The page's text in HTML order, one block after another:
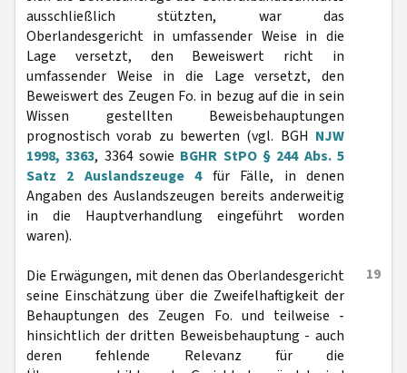
ausschließlich stützten, war das
Oberlandesgericht in umfassender Weise in die
Lage versetzt, den Beweiswert richt in
umfassender Weise in die Lage versetzt, den
Beweiswert des Zeugen Fo. in bezug auf die in sein
Wissen gestellten Beweisbehauptungen
prognostisch vorab zu bewerten (vgl. BGH NJW
1998, 3363, 3364 sowie BGHR StPO § 244 Abs. 5
Satz 2 Auslandszeuge 4für Fälle, in denen
Angaben des Auslandszeugen bereits anderweitig
in die Hauptverhandlung eingeführt worden
waren).
19
Die Erwägungen, mit denen das Oberlandesgericht
seine Einschätzung über die Zweifelhaftigkeit der
Behauptungen des Zeugen Fo. und teilweise -
hinsichtlich der dritten Beweisbehauptung - auch
deren fehlende Relevanz für die